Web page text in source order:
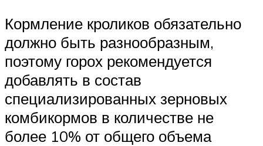
Кормление кроликов обязательно
должно быть разнообразным,
поэтому горох рекомендуется
добавлять в состав
специализированных зерновых
комбикормов в количестве не
более 10% от общего объема